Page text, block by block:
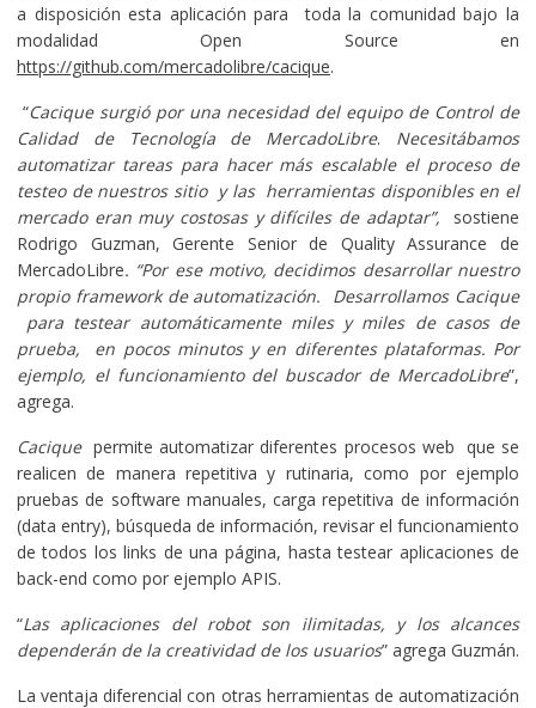
a disposición esta aplicación para toda la comunidad bajo la
modalidad Open Source en
https://github.com/mercadolibre/cacique.
“Cacique surgió por una necesidad del equipo de Control de
Calidad de Tecnología de MercadoLibre. Necesitábamos
automatizar tareas para hacer más escalable el proceso de
testeo de nuestros sitio y las herramientas disponibles en el
mercado eran muy costosas y difíciles de adaptar”, sostiene
Rodrigo Guzman, Gerente Senior de Quality Assurance de
MercadoLibre. “Por ese motivo, decidimos desarrollar nuestro
propio framework de automatización. Desarrollamos Cacique
para testear automáticamente miles y miles de casos de
prueba, en pocos minutos y en diferentes plataformas. Por
ejemplo, el funcionamiento del buscador de MercadoLibre”,
agrega.
Caciquepermite automatizar diferentes procesos web que se
realicen de manera repetitiva y rutinaria, como por ejemplo
pruebas de software manuales, carga repetitiva de información
(data entry), búsqueda de información, revisar el funcionamiento
de todos los links de una página, hasta testear aplicaciones de
back-end como por ejemplo APIS.
“Las aplicaciones del robot son ilimitadas, y los alcances
dependerán de la creatividad de los usuarios” agrega Guzmán.
La ventaja diferencial con otras herramientas de automatización